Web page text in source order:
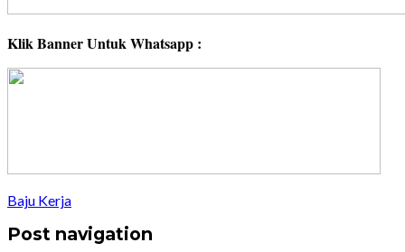
Klik Banner Untuk Whatsapp :
Baju Kerja
Post navigation